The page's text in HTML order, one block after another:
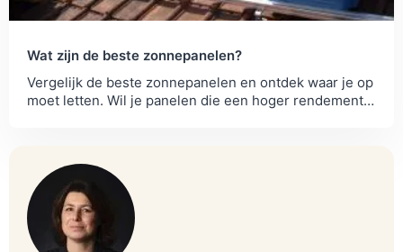
Wat zijn de beste zonnepanelen?
Vergelijk de beste zonnepanelen en ontdek waar je op
moet letten. Wil je panelen die een hoger rendement